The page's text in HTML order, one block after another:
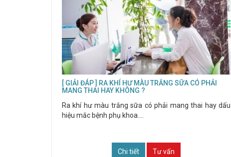
[ GIẢI ĐÁP ] RA KHÍ HƯ MÀU TRẮNG SỮA CÓ PHẢI
MANG THAI HAY KHÔNG ?
Ra khí hư màu trắng sữa có phải mang thai hay dấu
hiệu mắc bệnh phụ khoa....
Chi tiết Tư vấn